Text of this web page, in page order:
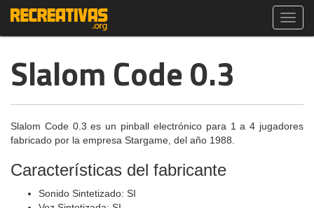
Slalom Code 0.3
Slalom Code 0.3 es un pinball electrónico para 1 a 4 jugadores
fabricado por la empresa Stargame, del año 1988.
Características del fabricante
Sonido Sintetizado: SI